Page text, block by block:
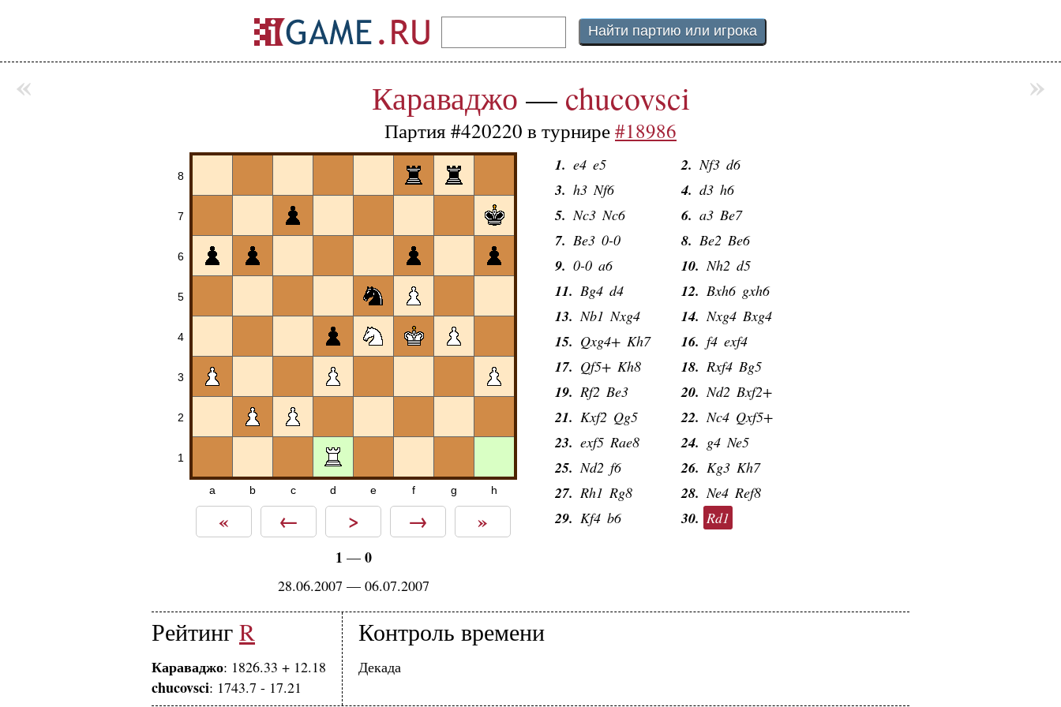
Караваджо — chucovsci
Партия #420220 в турнире#18986
8
7
6
5
4
3
2
1
a b c d e f g h
« ← > → »
1 — 0
28.06.2007 — 06.07.2007
1. e4 e5 2. Nf3 d6
3. h3 Nf6 4. d3 h6
5. Nc3 Nc6 6. a3 Be7
7. Be3 0-0 8. Be2 Be6
9. 0-0 a6 10. Nh2 d5
11. Bg4 d4 12. Bxh6 gxh6
13. Nb1 Nxg4 14. Nxg4 Bxg4
15. Qxg4+ Kh7 16. f4 exf4
17. Qf5+ Kh8 18. Rxf4 Bg5
19. Rf2 Be3 20. Nd2 Bxf2+
21. Kxf2 Qg5 22. Nc4 Qxf5+
23. exf5 Rae8 24. g4 Ne5
25. Nd2 f6 26. Kg3 Kh7
27. Rh1 Rg8 28. Ne4 Ref8
29. Kf4 b6 30. Rd1
Рейтинг R
Караваджо: 1826.33 + 12.18
chucovsci: 1743.7 - 17.21
Контроль времени
Декада
« »